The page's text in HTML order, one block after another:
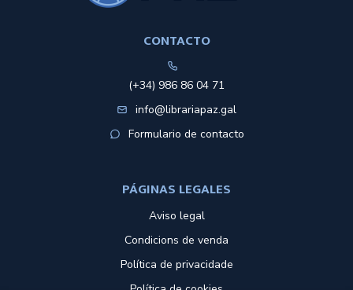
CONTACTO
(+34) 986 86 04 71
info@librariapaz.gal
Formulario de contacto
PÁGINAS LEGALES
Aviso legal
Condicions de venda
Política de privacidade